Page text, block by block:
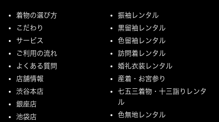
着物の選び方
こだわり
サービス
ご利用の流れ
よくある質問
店舗情報
渋谷本店
銀座店
池袋店
振袖レンタル
黒留袖レンタル
色留袖レンタル
訪問着レンタル
婚礼衣装レンタル
産着・お宮参り
七五三着物・十三詣りレンタ
ル
色無地レンタル